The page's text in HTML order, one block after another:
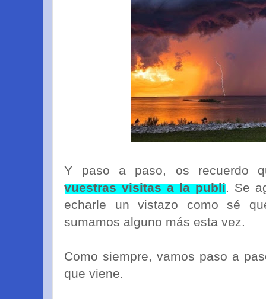
Y paso a paso, os recuerdo
vuestras visitas a la publi. Se
echarle un vistazo como sé
sumamos alguno más esta vez.
Como siempre, vamos paso a
que viene.